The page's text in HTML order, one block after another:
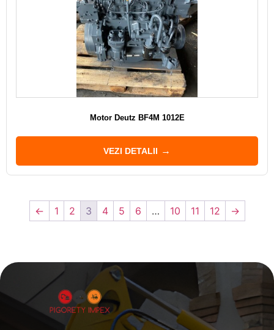
Motor Deutz BF4M 1012E
VEZI DETALII
← 1 2 3 4 5 6 … 10 11 12 →